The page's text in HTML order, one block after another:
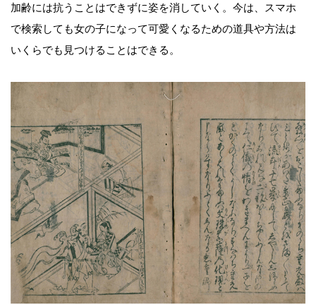
加齢には抗うことはできずに姿を消していく。今は、スマホ
で検索しても女の子になって可愛くなるための道具や方法は
いくらでも見つけることはできる。